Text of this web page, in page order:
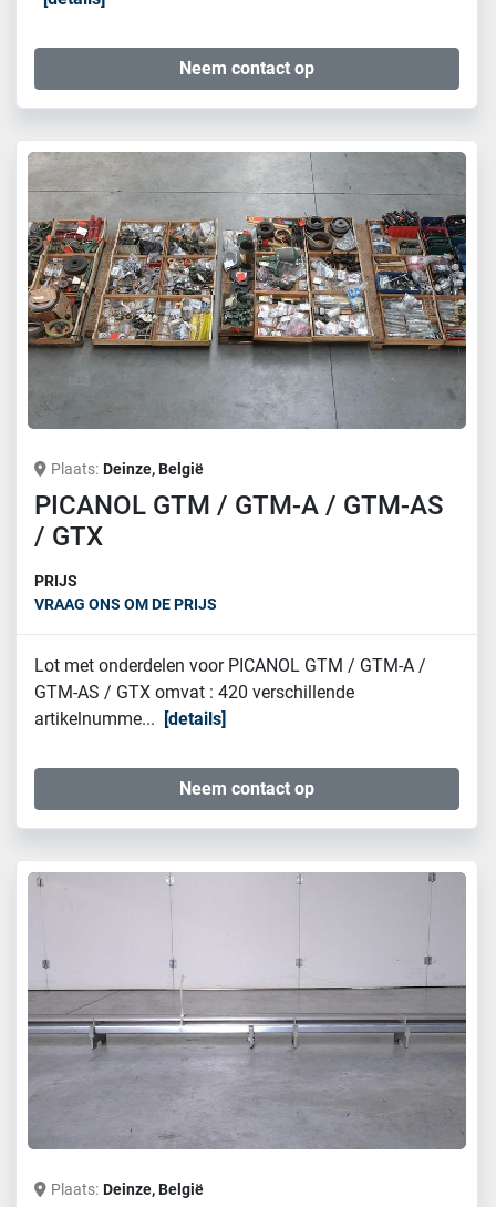
Neem contact op
Plaats Deinze, België
PICANOL GTM / GTM-A / GTM-AS
/ GTX
PRIJS
VRAAG ONS OM DE PRIJS
Lot met onderdelen voor PICANOL GTM / GTM-A /
GTM-AS / GTX omvat : 420 verschillende
artikelnumme...
details
Neem contact op
Plaats Deinze, België